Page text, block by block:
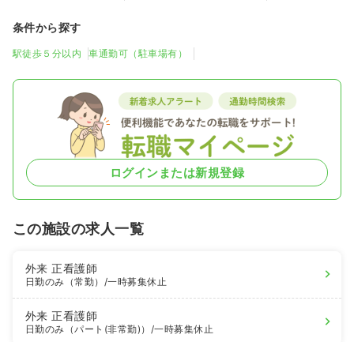
条件から探す
駅徒歩５分以内 車通勤可（駐車場有）
ログインまたは新規登録
この施設の求人一覧
外来正看護師
日勤のみ（常勤） /一時募集休止
外来正看護師
日勤のみ（パート(非常勤)） /一時募集休止